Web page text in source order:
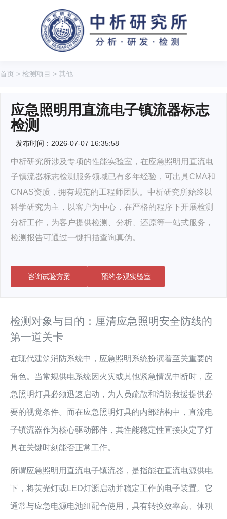
首页 > 检测项目 > 其他
应急照明用直流电子镇流器标志
检测
发布时间：2026-07-07 16:35:58
中析研究所涉及专项的性能实验室，在应急照明用直流电
子镇流器标志检测服务领域已有多年经验，可出具CMA和
CNAS资质，拥有规范的工程师团队。中析研究所始终以
科学研究为主，以客户为中心，在严格的程序下开展检测
分析工作，为客户提供检测、分析、还原等一站式服务，
检测报告可通过一键扫描查询真伪。
咨询试验方案 预约参观实验室
检测对象与目的：厘清应急照明安全防线的
第一道关卡
在现代建筑消防系统中，应急照明系统扮演着至关重要的
角色。当常规供电系统因火灾或其他紧急情况中断时，应
急照明灯具必须迅速启动，为人员疏散和消防救援提供必
要的视觉条件。而在应急照明灯具的内部结构中，直流电
子镇流器作为核心驱动部件，其性能稳定性直接决定了灯
具在关键时刻能否正常工作。
所谓应急照明用直流电子镇流器，是指能在直流电源供电
下，将荧光灯或LED灯源启动并稳定工作的电子装置。它
通常与应急电源电池组配合使用，具有转换效率高、体积